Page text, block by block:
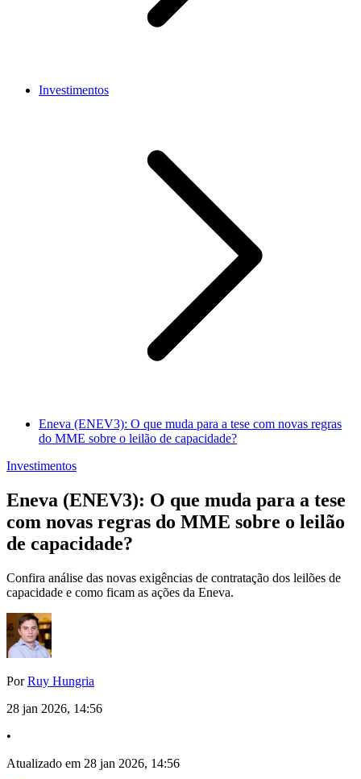
Investimentos
Eneva (ENEV3): O que muda para a tese com novas regras
do MME sobre o leilão de capacidade?
Investimentos
Eneva (ENEV3): O que muda para a tese
com novas regras do MME sobre o leilão
de capacidade?
Confira análise das novas exigências de contratação dos leilões de
capacidade e como ficam as ações da Eneva.
PorRuy Hungria
28 jan 2026, 14:56
•
Atualizado em 28 jan 2026, 14:56